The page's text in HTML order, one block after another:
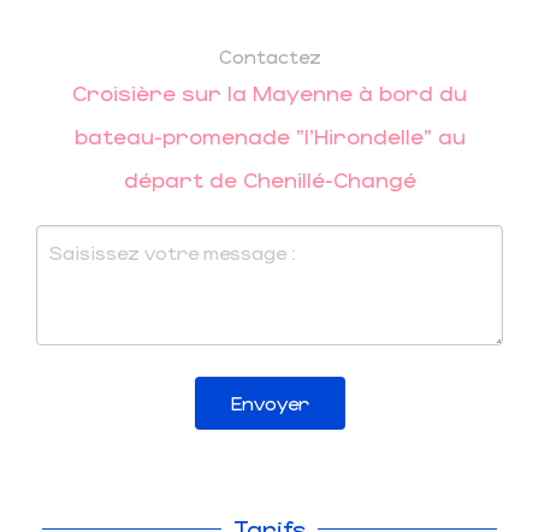
Contactez
Croisière sur la Mayenne à bord du
bateau-promenade "l'Hirondelle" au
départ de Chenillé-Changé
Envoyer